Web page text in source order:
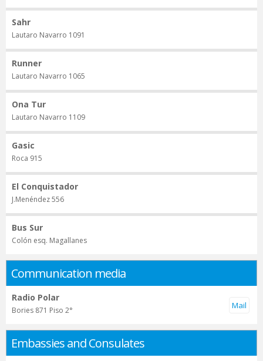
Sahr
Lautaro Navarro 1091
Runner
Lautaro Navarro 1065
Ona Tur
Lautaro Navarro 1109
Gasic
Roca 915
El Conquistador
J.Menéndez 556
Bus Sur
Colón esq. Magallanes
Communication media
Radio Polar
Bories 871 Piso 2°
Embassies and Consulates